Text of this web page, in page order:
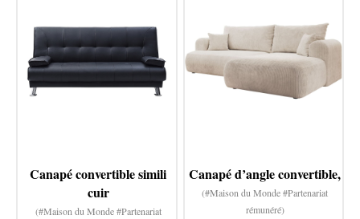
Canapé convertible simili
cuir
(#Maison du Monde #Partenariat
Canapé d’angle convertible,
(#Maison du Monde #Partenariat
rémunéré)